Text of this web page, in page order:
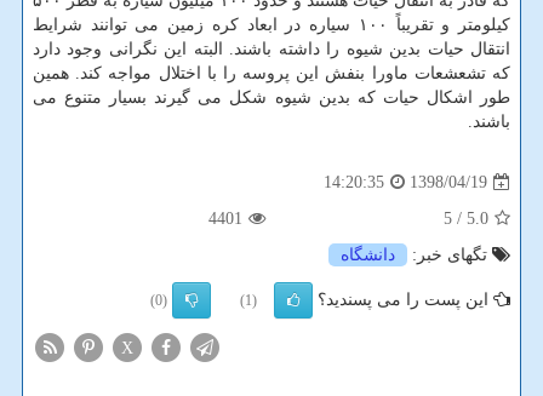
كیلومتر و تقریباً ۱۰۰ سیاره در ابعاد كره زمین می توانند شرایط
انتقال حیات بدین شیوه را داشته باشند. البته این نگرانی وجود دارد
كه تشعشعات ماورا بنفش این پروسه را با اختلال مواجه كند. همین
طور اشكال حیات كه بدین شیوه شكل می گیرند بسیار متنوع می
باشند.
1398/04/19
14:20:35
5.0
/ 5
4401
تگهای خبر:
دانشگاه
این پست را می پسندید؟ (1)
(0)
X